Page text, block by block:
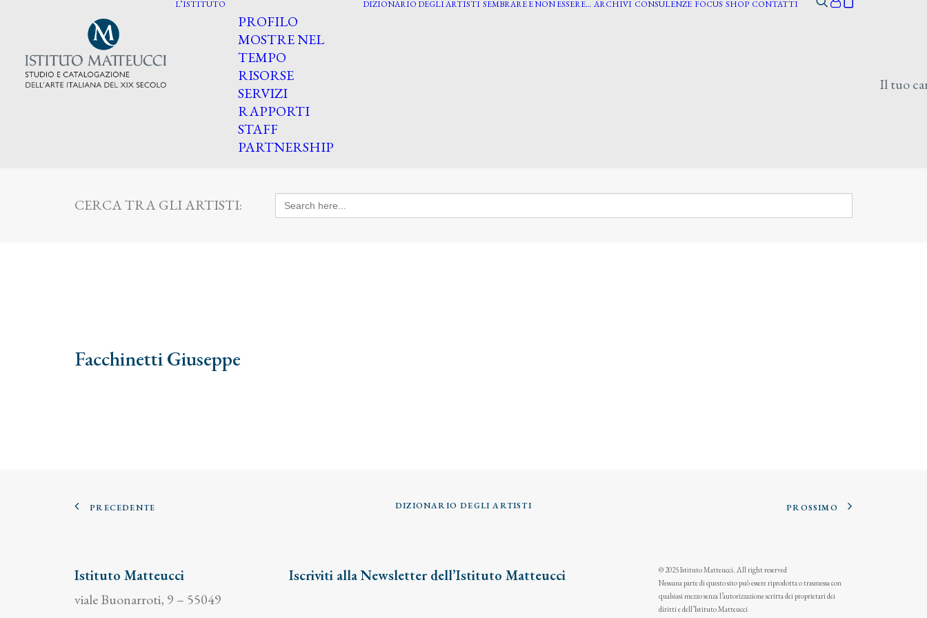
L’ISTITUTO
PROFILO
MOSTRE NEL
TEMPO
RISORSE
SERVIZI
RAPPORTI
STAFF
PARTNERSHIP
DIZIONARIO DEGLI ARTISTI SEMBRARE E NON ESSERE… ARCHIVI CONSULENZE FOCUS SHOP CONTATTI
Il tuo
CERCA TRA GLI ARTISTI: Search
for:
Facchinetti Giuseppe
PRECEDENTE DIZIONARIO DEGLI ARTISTI PROSSIMO
Istituto Matteucci
viale Buonarroti, 9 – 55049
Iscriviti alla Newsletter dell’Istituto Matteucci
© 2025 Istituto Matteucci. All right reserved
Nessuna parte di questo sito può essere riprodotta o trasmessa con
qualsiasi mezzo senza l’autorizzazione scritta dei proprietari dei
diritti e dell’Istituto Matteucci